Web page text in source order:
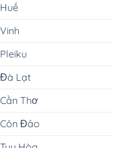
Lạt
Thơ
Đảo